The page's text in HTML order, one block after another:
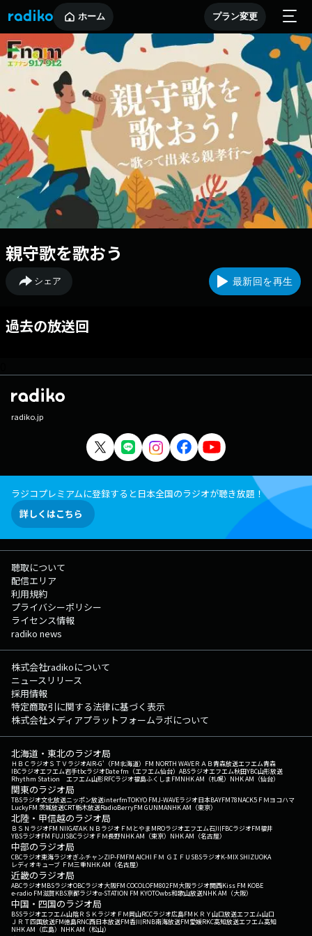
ホーム プラン変更
親守歌を歌おう
シェア 最新回を再生
過去の放送回
radiko.jp
ラジコプレミアムに登録すると日本全国のラジオが聴き放題！
詳しくはこちら
聴取について
配信エリア
利用規約
プライバシーポリシー
ライセンス情報
radiko news
株式会社radikoについて
ニュースリリース
採用情報
特定商取引に関する法律に基づく表示
株式会社メディアプラットフォームラボについて
北海道・東北のラジオ局
ＨＢＣラジオＳＴＶラジオAIR-G'（FM北海道） FM NORTH WAVEＲＡＢ青森放送エフエム青森
IBCラジオエフエム岩手tbcラジオDate fm（エフエム仙台） ABSラジオエフエム秋田YBC山形放送
Rhythm Station エフエム山形RFCラジオ福島ふくしまFMNHK AM（札幌） NHK AM（仙台）
関東のラジオ局
TBSラジオ文化放送ニッポン放送interfmTOKYO FMJ-WAVEラジオ日本BAYFM78NACK5 ＦＭヨコハマ
LuckyFM 茨城放送CRT栃木放送RadioBerryFM GUNMANHK AM（東京）
北陸・甲信越のラジオ局
ＢＳＮラジオFM NIIGATAＫＮＢラジオ ＦＭとやまMROラジオエフエム石川FBCラジオFM福井
YBSラジオFM FUJISBCラジオ ＦＭ長野NHK AM（東京） NHK AM（名古屋）
中部のラジオ局
CBCラジオ東海ラジオぎふチャンZIP-FMFM AICHI ＦＭ ＧＩＦＵ SBSラジオK-MIX SHIZUOKA
レディオキューブ ＦＭ三重NHK AM（名古屋）
近畿のラジオ局
ABCラジオMBSラジオOBCラジオ大阪FM COCOLOFM802FM大阪ラジオ関西Kiss FM KOBE
e-radio FM滋賀KBS京都ラジオα-STATION FM KYOTOwbs和歌山放送NHK AM（大阪）
中国・四国のラジオ局
BSSラジオエフエム山陰ＲＳＫラジオ ＦＭ岡山RCCラジオ広島FM ＫＲＹ山口放送エフエム山口
ＪＲＴ四国放送FM徳島RNC西日本放送FM香川RNB南海放送FM愛媛RKC高知放送エフエム高知
NHK AM（広島） NHK AM（松山）